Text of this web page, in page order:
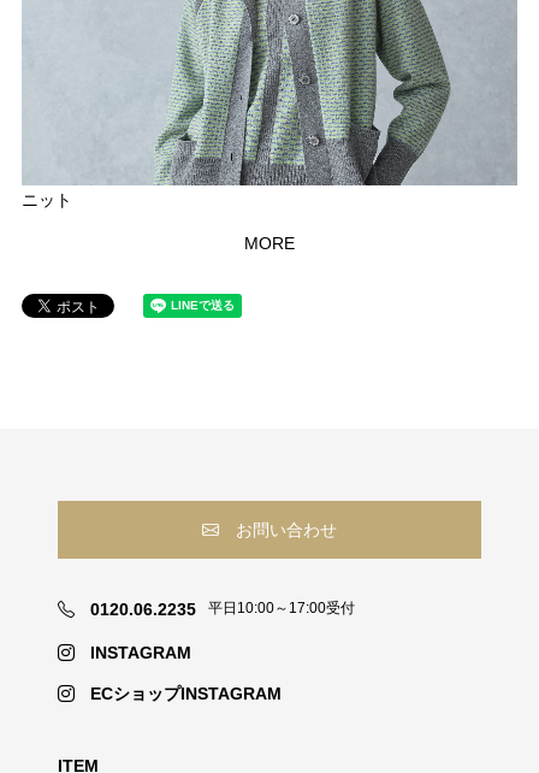
ニット
MORE
お問い合わせ
0120.06.2235 平日10:00～17:00受付
INSTAGRAM
ECショップINSTAGRAM
ITEM